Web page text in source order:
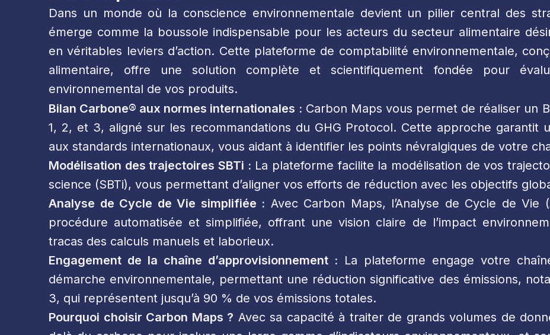
Dans un monde où la conscience environnementale devient un pilier central des
émerge comme la boussole indispensable pour les acteurs du secteur alimentaire
en véritables leviers d’action. Cette plateforme de comptabilité environnementale,
alimentaire, offre une solution complète et scientifiquement fondée pour
environnemental de vos produits.
Bilan Carbone® aux normes internationales : Carbon Maps vous permet de réaliser un
1, 2, et 3, aligné sur les recommandations du GHG Protocol. Cette approche garantit
aux standards internationaux, vous aidant à identifier les points névralgiques de votre
Modélisation des trajectoires SBTi : La plateforme facilite la modélisation de vos
science (SBTi), vous permettant d’aligner vos efforts de réduction avec les objectifs
Analyse de Cycle de Vie simplifiée : Avec Carbon Maps, l’Analyse de Cycle de
procédure automatisée et simplifiée, offrant une vision claire de l’impact
tracas des calculs manuels et laborieux.
Engagement de la chaîne d’approvisionnement : La plateforme engage votre
démarche environnementale, permettant une réduction significative des émissions,
3, qui représentent jusqu’à 90 % de vos émissions totales.
Pourquoi choisir Carbon Maps ? Avec sa capacité à traiter de grands volumes de